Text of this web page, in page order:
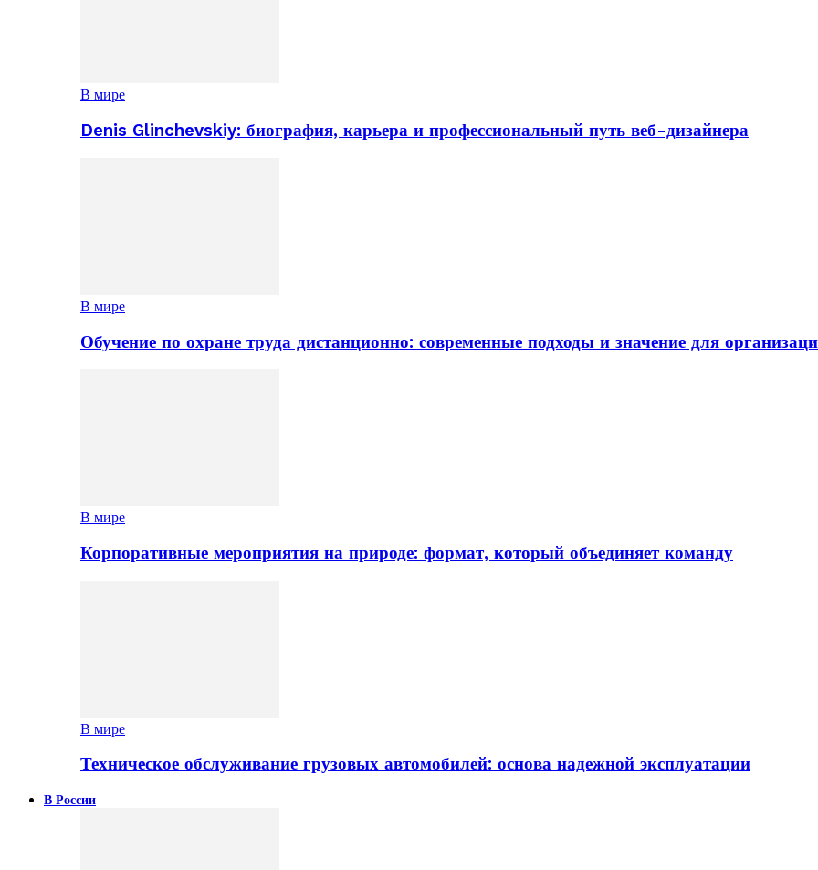
В мире
Denis Glinchevskiy: биография, карьера и профессиональный путь веб-дизайнера
В мире
Обучение по охране труда дистанционно: современные подходы и значение для
В мире
Корпоративные мероприятия на природе: формат, который объединяет команду
В мире
Техническое обслуживание грузовых автомобилей: основа надежной эксплуатации
В России